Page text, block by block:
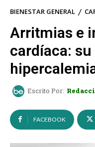
BIENESTAR GENERAL
Arritmias e
cardíaca:
Escrito Por:
FACEBOOK